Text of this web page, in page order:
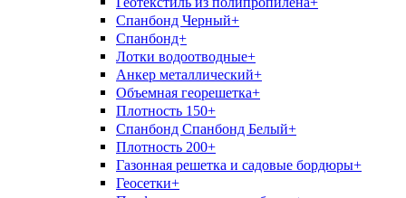
Спанбонд Черный+
Спанбонд+
Лотки водоотводные+
Анкер металлический+
Объемная георешетка+
Плотность 150+
Спанбонд Спанбонд Белый+
Плотность 200+
Газонная решетка и садовые бордюры+
Геосетки+